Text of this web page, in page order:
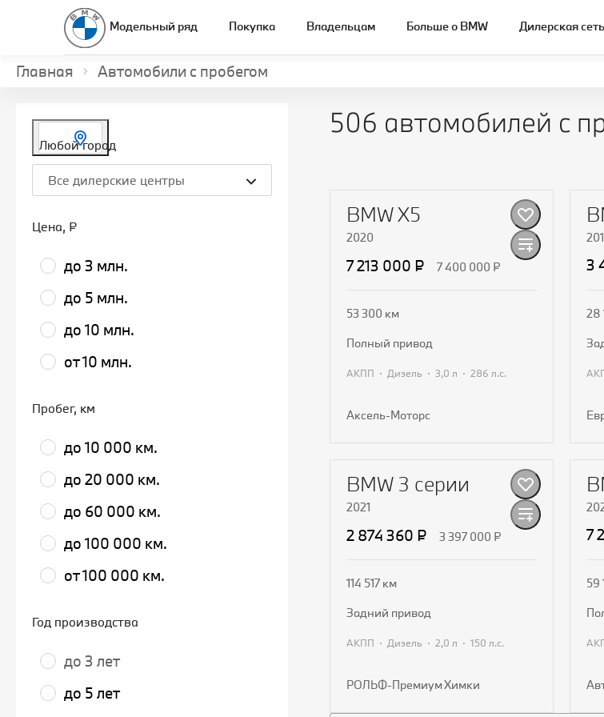
Модельный ряд Покупка Владельцам Больше о BMW Дилерская сеть
Главная Автомобили с пробегом
Любой город
Все дилерские центры
Цена, ₽
до 3 млн.
до 5 млн.
до 10 млн.
от 10 млн.
Пробег, км
до 10 000 км.
до 20 000 км.
до 60 000 км.
до 100 000 км.
от 100 000 км.
Год производства
до 3 лет
до 5 лет
506 автомобилей с
BMW X5
2020
7 213 000 ₽ 7 400 000 ₽
53 300 км
полный привод
АКПП · Дизель · 3,0 л · 286 л.с.
Аксель-Моторс
3
28
BMW 3 серии
2021
2 874 360 ₽ 3 397 000 ₽
114 517 км
задний привод
АКПП · Дизель · 2,0 л · 150 л.с.
РОЛЬФ-Премиум Химки
7
59